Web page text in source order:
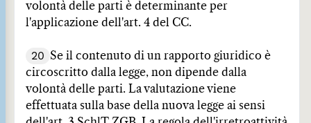
volontà delle parti è determinante per
l'applicazione dell'art. 4 del CC.
20
Se il contenuto di un rapporto giuridico è
circoscritto dalla legge, non dipende dalla
volontà delle parti. La valutazione viene
effettuata sulla base della nuova legge ai sensi